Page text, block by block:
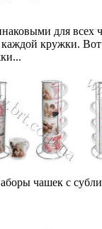
для всех
кружки.
чашек с